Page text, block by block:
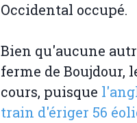
Occidental occupé.
Bien qu'aucune
ferme de Boujdour,
cours, puisque
train d'ériger 56